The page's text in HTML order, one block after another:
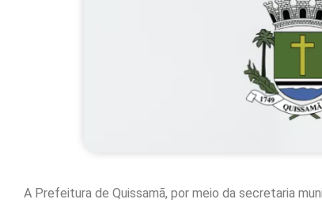
A Prefeitura de Quissamã, por meio da secretaria